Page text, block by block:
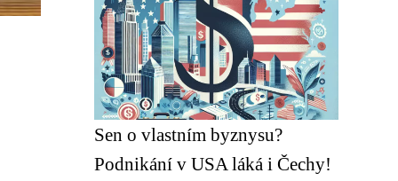
Sen o vlastním byznysu?
Podnikání v USA láká i Čechy!